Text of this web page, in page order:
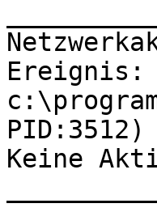
Ereignis:
PID:3512)
Keine